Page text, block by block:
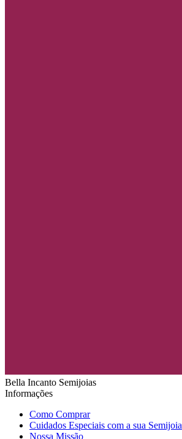
Bella Incanto Semijoias
Informações
Como Comprar
Cuidados Especiais com a sua Semijoia
Nossa Missão